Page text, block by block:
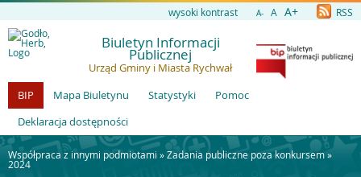
wysoki kontrast A- A A+ RSS
Biuletyn Informacji
Publicznej
Urząd Gminy i Miasta Rychwał
BIP
Mapa Biuletynu Statystyki
Pomoc
Deklaracja dostępności
Współpraca z innymi podmiotami »Zadania publiczne poza konkursem»
2024